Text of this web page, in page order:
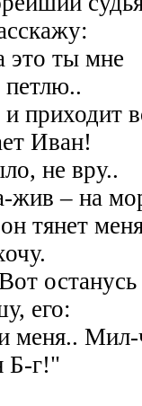
это ты мне
приходит
Иван!
не вру..
– на
тянет
останусь
его:
меня.. Мил-
Б-г!"